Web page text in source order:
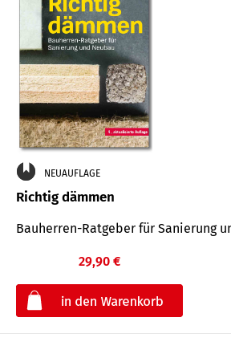
NEUAUFLAGE
Richtig dämmen
Bauherren-Ratgeber für Sanierung
29,90 €